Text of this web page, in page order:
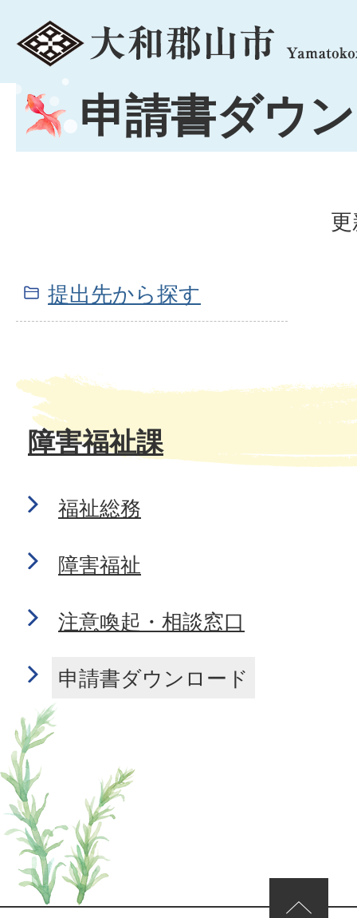
menu
申請書ダウ
提出先から探す
障害福祉課
福祉総務
障害福祉
注意喚起・相談窓口
申請書ダウンロード
ページの先頭へ